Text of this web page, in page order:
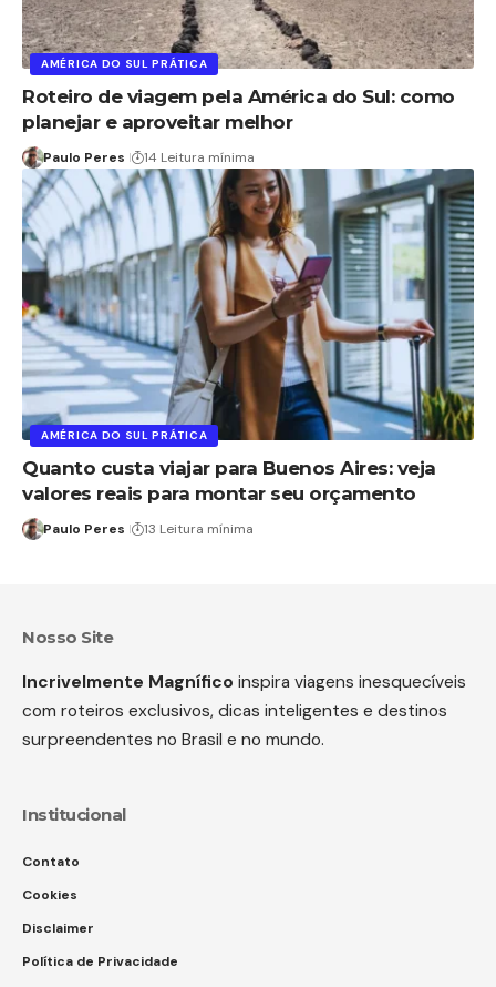
AMÉRICA DO SUL PRÁTICA
Roteiro de viagem pela América do Sul: como
planejar e aproveitar melhor
Paulo Peres 14 Leitura mínima
AMÉRICA DO SUL PRÁTICA
Quanto custa viajar para Buenos Aires: veja
valores reais para montar seu orçamento
Paulo Peres 13 Leitura mínima
Nosso Site
Incrivelmente Magnífico inspira viagens inesquecíveis
com roteiros exclusivos, dicas inteligentes e destinos
surpreendentes no Brasil e no mundo.
Institucional
Contato
Cookies
Disclaimer
Política de Privacidade